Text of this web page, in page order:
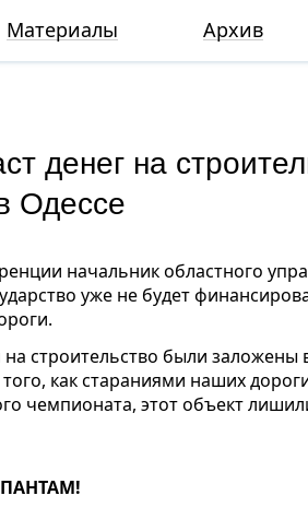
Материалы Архив
денег на
Одессе
начальник областного
уже не будет
строительство были заложены
как стараниями наших
чемпионата, этот объект